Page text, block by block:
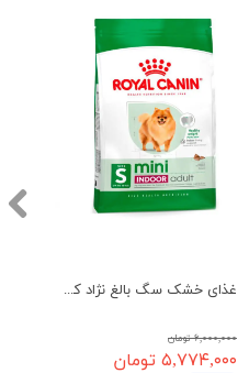
غذای خشک سگ بالغ نژاد کوچک ایندور رویال کنین وزن 1.5 کیلوگرم
۶,۰۰۰,۰۰۰ تومان
۵,۷۷۴,۰۰۰ تومان